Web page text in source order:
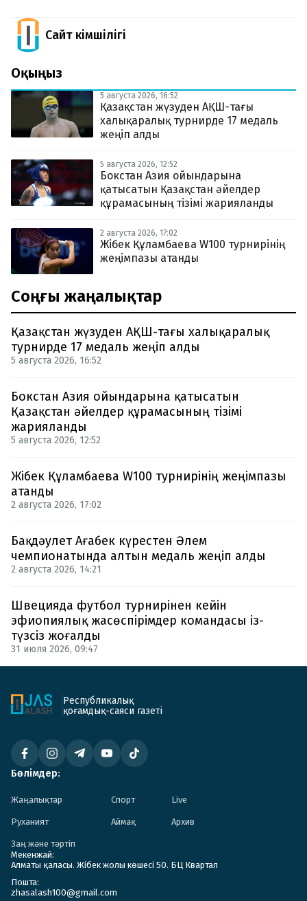
Сайт Әкімшілігі
Оқыңыз
5 августа 2026, 16:52
Қазақстан жүзуден АҚШ-тағы
халықаралық турнирде 17 медаль
жеңіп алды
5 августа 2026, 12:52
Бокстан Азия ойындарына
қатысатын Қазақстан әйелдер
құрамасының тізімі жарияланды
2 августа 2026, 17:02
Жібек Құламбаева W100 турнирінің
жеңімпазы атанды
Соңғы жаңалықтар
Қазақстан жүзуден АҚШ-тағы халықаралық
турнирде 17 медаль жеңіп алды
5 августа 2026, 16:52
Бокстан Азия ойындарына қатысатын
Қазақстан әйелдер құрамасының тізімі
жарияланды
5 августа 2026, 12:52
Жібек Құламбаева W100 турнирінің жеңімпазы
атанды
2 августа 2026, 17:02
Бақдәулет Ағабек күрестен Әлем
чемпионатында алтын медаль жеңіп алды
2 августа 2026, 14:21
Швецияда футбол турнирінен кейін
эфиопиялық жасөспірімдер командасы із-
түзсіз жоғалды
31 июля 2026, 09:47
Республикалық
қоғамдық-саяси газеті
Бөлімдер:
Жаңалықтар Спорт Live
Руханият Аймақ Архив
Заң және тәртіп
Мекенжай:
Алматы қаласы. Жібек жолы көшесі 50. БЦ Квартал
Пошта:
zhasalash100@gmail.com